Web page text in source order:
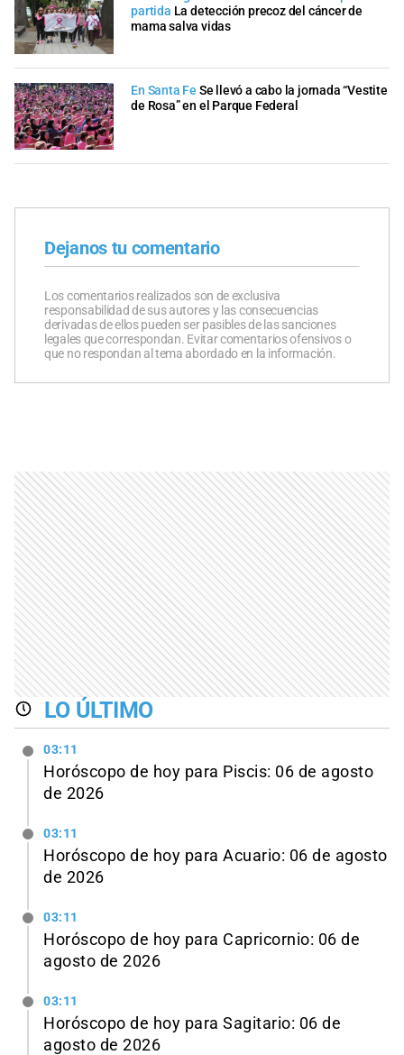
partida La detección precoz del cáncer de
mama salva vidas
En Santa Fe Se llevó a cabo la jornada “Vestite
de Rosa” en el Parque Federal
Dejanos tu comentario
Los comentarios realizados son de exclusiva
responsabilidad de sus autores y las consecuencias
derivadas de ellos pueden ser pasibles de las sanciones
legales que correspondan. Evitar comentarios ofensivos o
que no respondan al tema abordado en la información.
LO ÚLTIMO
03:11
Horóscopo de hoy para Piscis: 06 de agosto
de 2026
03:11
Horóscopo de hoy para Acuario: 06 de agosto
de 2026
03:11
Horóscopo de hoy para Capricornio: 06 de
agosto de 2026
03:11
Horóscopo de hoy para Sagitario: 06 de
agosto de 2026